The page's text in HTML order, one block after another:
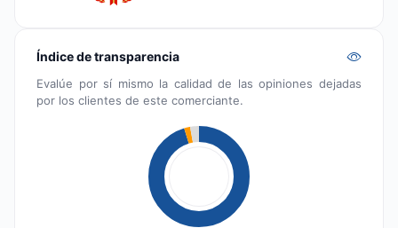
Índice de transparencia
Evalúe por sí mismo la calidad de las opiniones dejadas
por los clientes de este comerciante.